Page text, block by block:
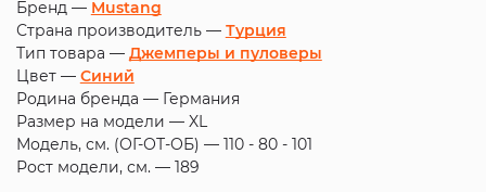
Бренд — Mustang
Страна производитель — Турция
Тип товара — Джемперы и пуловеры
Цвет — Синий
Родина бренда — Германия
Размер на модели — XL
Модель, см. (ОГ-ОТ-ОБ) — 110 - 80 - 101
Рост модели, см. — 189